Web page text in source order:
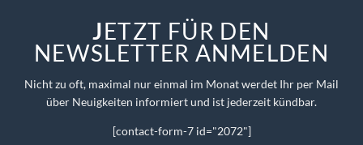
JETZT FÜR DEN
NEWSLETTER ANMELDEN
Nicht zu oft, maximal nur einmal im Monat werdet Ihr per Mail
über Neuigkeiten informiert und ist jederzeit kündbar.
[contact-form-7 id="2072"]